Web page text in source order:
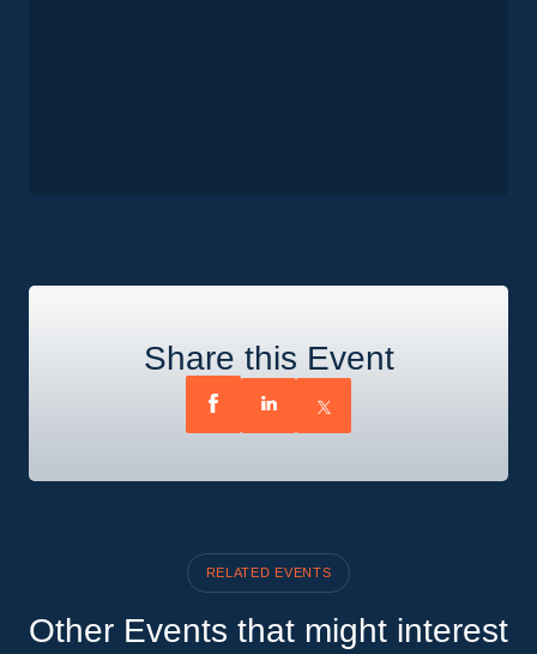
Share this Event
RELATED EVENTS
Other Events that might interest